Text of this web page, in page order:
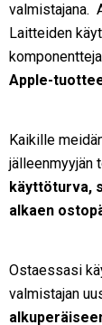
valmistajana.
Laitteiden
Apple-
Kaikille
jälleenmyyjän
käyttöturva,
alkaen
Ostaessasi
valmistajan